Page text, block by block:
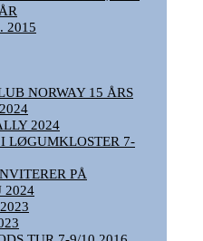
2015
NORWAY 15 ÅRS
2024
LØGUMKLOSTER 7-
PÅ
2024